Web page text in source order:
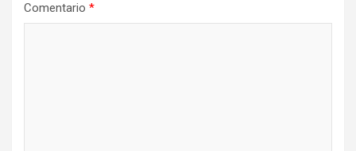
Comentario *